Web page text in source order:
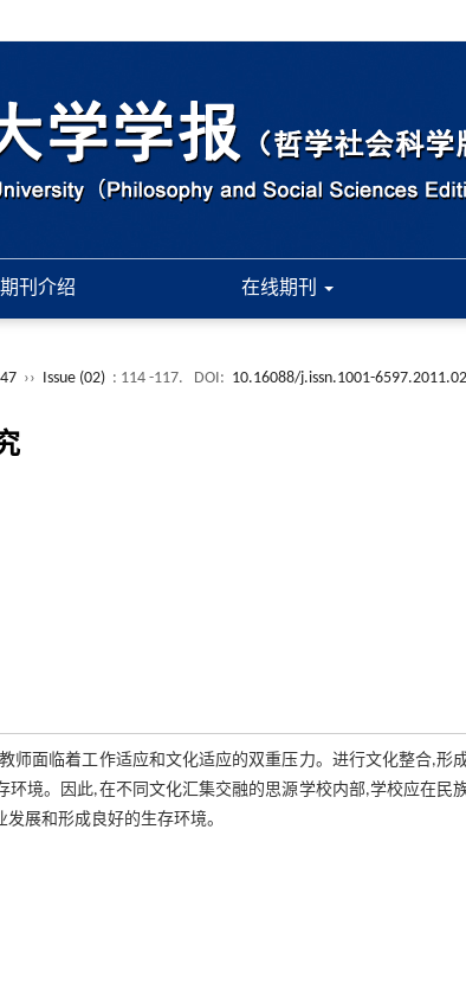
期刊介绍 在线期刊
›› Issue (02) : 114 -117. DOI: 10.16088/j.issn.1001-
师面临着工作适应和文化适应的双重压力。进行文化整合,形
环境。因此,在不同文化汇集交融的思源学校内部,学校应在民
展和形成良好的生存环境。